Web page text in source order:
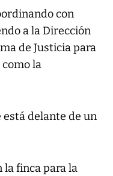
con
a la Dirección
de Justicia para
la
delante de un
la finca para la